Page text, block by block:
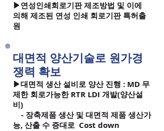
▶연성인쇄회로기판 제조방법 및 이에
의해 제조된 연성 인쇄 회로기판 특허출
원
대면적 양산기술로 원가경
쟁력 확보​​
▶대면적 생산 설비로 양산 진행 : MD 무
제한 회로가능한 RTR LDI 개발(양산설
비)
- 장축제품 생산 및 대면적 제품 생산가
능, 산출 수 증대로 Cost down